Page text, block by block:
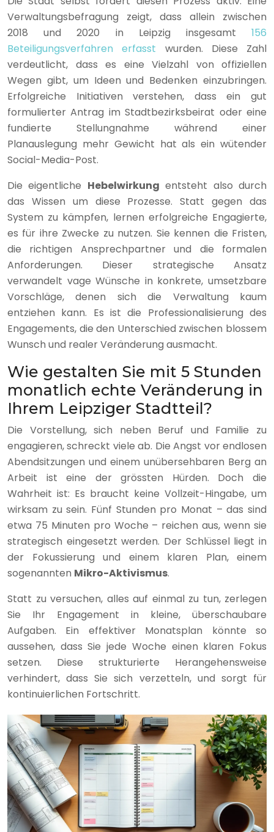
Verwaltungsbefragung zeigt, dass allein zwischen
2018 und 2020 in Leipzig insgesamt 156
Beteiligungsverfahren erfasst wurden. Diese Zahl
verdeutlicht, dass es eine Vielzahl von offiziellen
Wegen gibt, um Ideen und Bedenken einzubringen.
Erfolgreiche Initiativen verstehen, dass ein gut
formulierter Antrag im Stadtbezirksbeirat oder eine
fundierte Stellungnahme während einer
Planauslegung mehr Gewicht hat als ein wütender
Social-Media-Post.
Die eigentliche Hebelwirkung entsteht also durch
das Wissen um diese Prozesse. Statt gegen das
System zu kämpfen, lernen erfolgreiche Engagierte,
es für ihre Zwecke zu nutzen. Sie kennen die Fristen,
die richtigen Ansprechpartner und die formalen
Anforderungen. Dieser strategische Ansatz
verwandelt vage Wünsche in konkrete, umsetzbare
Vorschläge, denen sich die Verwaltung kaum
entziehen kann. Es ist die Professionalisierung des
Engagements, die den Unterschied zwischen blossem
Wunsch und realer Veränderung ausmacht.
Wie gestalten Sie mit 5 Stunden
monatlich echte Veränderung in
Ihrem Leipziger Stadtteil?
Die Vorstellung, sich neben Beruf und Familie zu
engagieren, schreckt viele ab. Die Angst vor endlosen
Abendsitzungen und einem unübersehbaren Berg an
Arbeit ist eine der grössten Hürden. Doch die
Wahrheit ist: Es braucht keine Vollzeit-Hingabe, um
wirksam zu sein. Fünf Stunden pro Monat – das sind
etwa 75 Minuten pro Woche – reichen aus, wenn sie
strategisch eingesetzt werden. Der Schlüssel liegt in
der Fokussierung und einem klaren Plan, einem
sogenannten Mikro-Aktivismus.
Statt zu versuchen, alles auf einmal zu tun, zerlegen
Sie Ihr Engagement in kleine, überschaubare
Aufgaben. Ein effektiver Monatsplan könnte so
aussehen, dass Sie jede Woche einen klaren Fokus
setzen. Diese strukturierte Herangehensweise
verhindert, dass Sie sich verzetteln, und sorgt für
kontinuierlichen Fortschritt.